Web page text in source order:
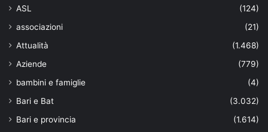
ASL
(124)
associazioni
(21)
Attualità
(1.468)
Aziende
(779)
bambini e famiglie
(4)
Bari e Bat
(3.032)
Bari e provincia
(1.614)